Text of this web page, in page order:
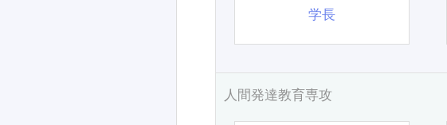
学長
人間発達教育専攻